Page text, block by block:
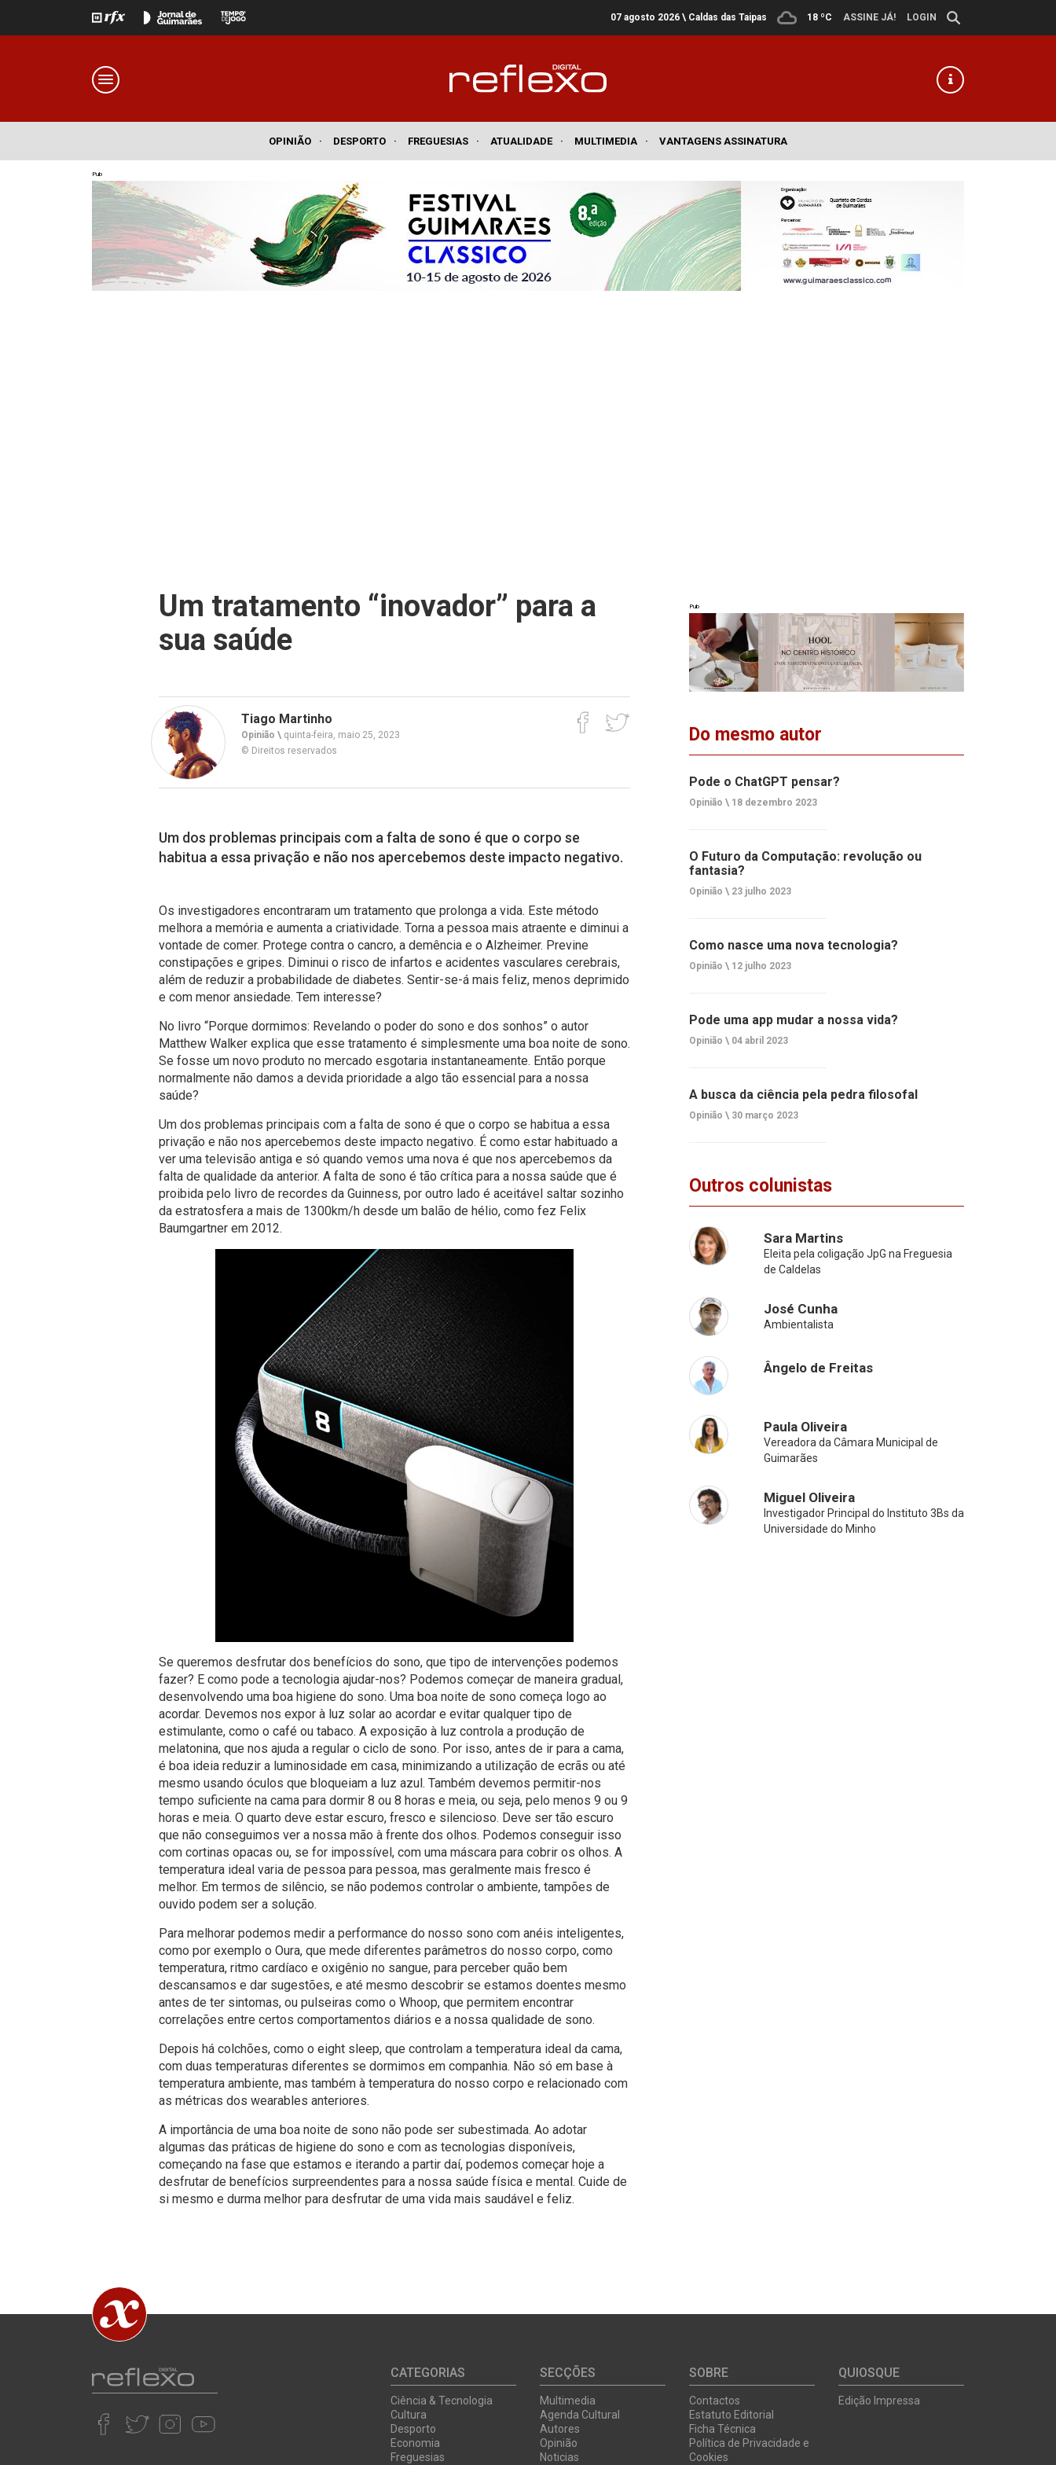
07 agosto 2026 \ Caldas das Taipas 18 ºC ASSINE JÁ! LOGIN
OPINIÃO · DESPORTO · FREGUESIAS · ATUALIDADE · MULTIMEDIA · VANTAGENS ASSINATURA
Pub
Um tratamento “inovador” para a
sua saúde
Tiago Martinho
Opinião \ quinta-feira, maio 25, 2023
© Direitos reservados
Um dos problemas principais com a falta de sono é que o corpo se
habitua a essa privação e não nos apercebemos deste impacto negativo.
Os investigadores encontraram um tratamento que prolonga a vida. Este método
melhora a memória e aumenta a criatividade. Torna a pessoa mais atraente e diminui a
vontade de comer. Protege contra o cancro, a demência e o Alzheimer. Previne
constipações e gripes. Diminui o risco de infartos e acidentes vasculares cerebrais,
além de reduzir a probabilidade de diabetes. Sentir-se-á mais feliz, menos deprimido
e com menor ansiedade. Tem interesse?
No livro “Porque dormimos: Revelando o poder do sono e dos sonhos” o autor
Matthew Walker explica que esse tratamento é simplesmente uma boa noite de sono.
Se fosse um novo produto no mercado esgotaria instantaneamente. Então porque
normalmente não damos a devida prioridade a algo tão essencial para a nossa
saúde?
Um dos problemas principais com a falta de sono é que o corpo se habitua a essa
privação e não nos apercebemos deste impacto negativo. É como estar habituado a
ver uma televisão antiga e só quando vemos uma nova é que nos apercebemos da
falta de qualidade da anterior. A falta de sono é tão crítica para a nossa saúde que é
proibida pelo livro de recordes da Guinness, por outro lado é aceitável saltar sozinho
da estratosfera a mais de 1300km/h desde um balão de hélio, como fez Felix
Baumgartner em 2012.
Se queremos desfrutar dos benefícios do sono, que tipo de intervenções podemos
fazer? E como pode a tecnologia ajudar-nos? Podemos começar de maneira gradual,
desenvolvendo uma boa higiene do sono. Uma boa noite de sono começa logo ao
acordar. Devemos nos expor à luz solar ao acordar e evitar qualquer tipo de
estimulante, como o café ou tabaco. A exposição à luz controla a produção de
melatonina, que nos ajuda a regular o ciclo de sono. Por isso, antes de ir para a cama,
é boa ideia reduzir a luminosidade em casa, minimizando a utilização de ecrãs ou até
mesmo usando óculos que bloqueiam a luz azul. Também devemos permitir-nos
tempo suficiente na cama para dormir 8 ou 8 horas e meia, ou seja, pelo menos 9 ou 9
horas e meia. O quarto deve estar escuro, fresco e silencioso. Deve ser tão escuro
que não conseguimos ver a nossa mão à frente dos olhos. Podemos conseguir isso
com cortinas opacas ou, se for impossível, com uma máscara para cobrir os olhos. A
temperatura ideal varia de pessoa para pessoa, mas geralmente mais fresco é
melhor. Em termos de silêncio, se não podemos controlar o ambiente, tampões de
ouvido podem ser a solução.
Para melhorar podemos medir a performance do nosso sono com anéis inteligentes,
como por exemplo o Oura, que mede diferentes parâmetros do nosso corpo, como
temperatura, ritmo cardíaco e oxigênio no sangue, para perceber quão bem
descansamos e dar sugestões, e até mesmo descobrir se estamos doentes mesmo
antes de ter sintomas, ou pulseiras como o Whoop, que permitem encontrar
correlações entre certos comportamentos diários e a nossa qualidade de sono.
Depois há colchões, como o eight sleep, que controlam a temperatura ideal da cama,
com duas temperaturas diferentes se dormimos em companhia. Não só em base à
temperatura ambiente, mas também à temperatura do nosso corpo e relacionado com
as métricas dos wearables anteriores.
A importância de uma boa noite de sono não pode ser subestimada. Ao adotar
algumas das práticas de higiene do sono e com as tecnologias disponíveis,
começando na fase que estamos e iterando a partir daí, podemos começar hoje a
desfrutar de benefícios surpreendentes para a nossa saúde física e mental. Cuide de
si mesmo e durma melhor para desfrutar de uma vida mais saudável e feliz.
Pub
Do mesmo autor
Pode o ChatGPT pensar?
Opinião \ 18 dezembro 2023
O Futuro da Computação: revolução ou
fantasia?
Opinião \ 23 julho 2023
Como nasce uma nova tecnologia?
Opinião \ 12 julho 2023
Pode uma app mudar a nossa vida?
Opinião \ 04 abril 2023
A busca da ciência pela pedra filosofal
Opinião \ 30 março 2023
Outros colunistas
Sara Martins
Eleita pela coligação JpG na Freguesia
de Caldelas
José Cunha
Ambientalista
Ângelo de Freitas
Paula Oliveira
Vereadora da Câmara Municipal de
Guimarães
Miguel Oliveira
Investigador Principal do Instituto 3Bs da
Universidade do Minho
CATEGORIAS
Ciência & Tecnologia
Cultura
Desporto
Economia
Freguesias
SECÇÕES
Multimedia
Agenda Cultural
Autores
Opinião
Noticias
SOBRE
Contactos
Estatuto Editorial
Ficha Técnica
Política de Privacidade e
Cookies
QUIOSQUE
Edição Impressa